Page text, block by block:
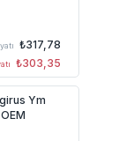
₺317,78
₺303,35
Ym